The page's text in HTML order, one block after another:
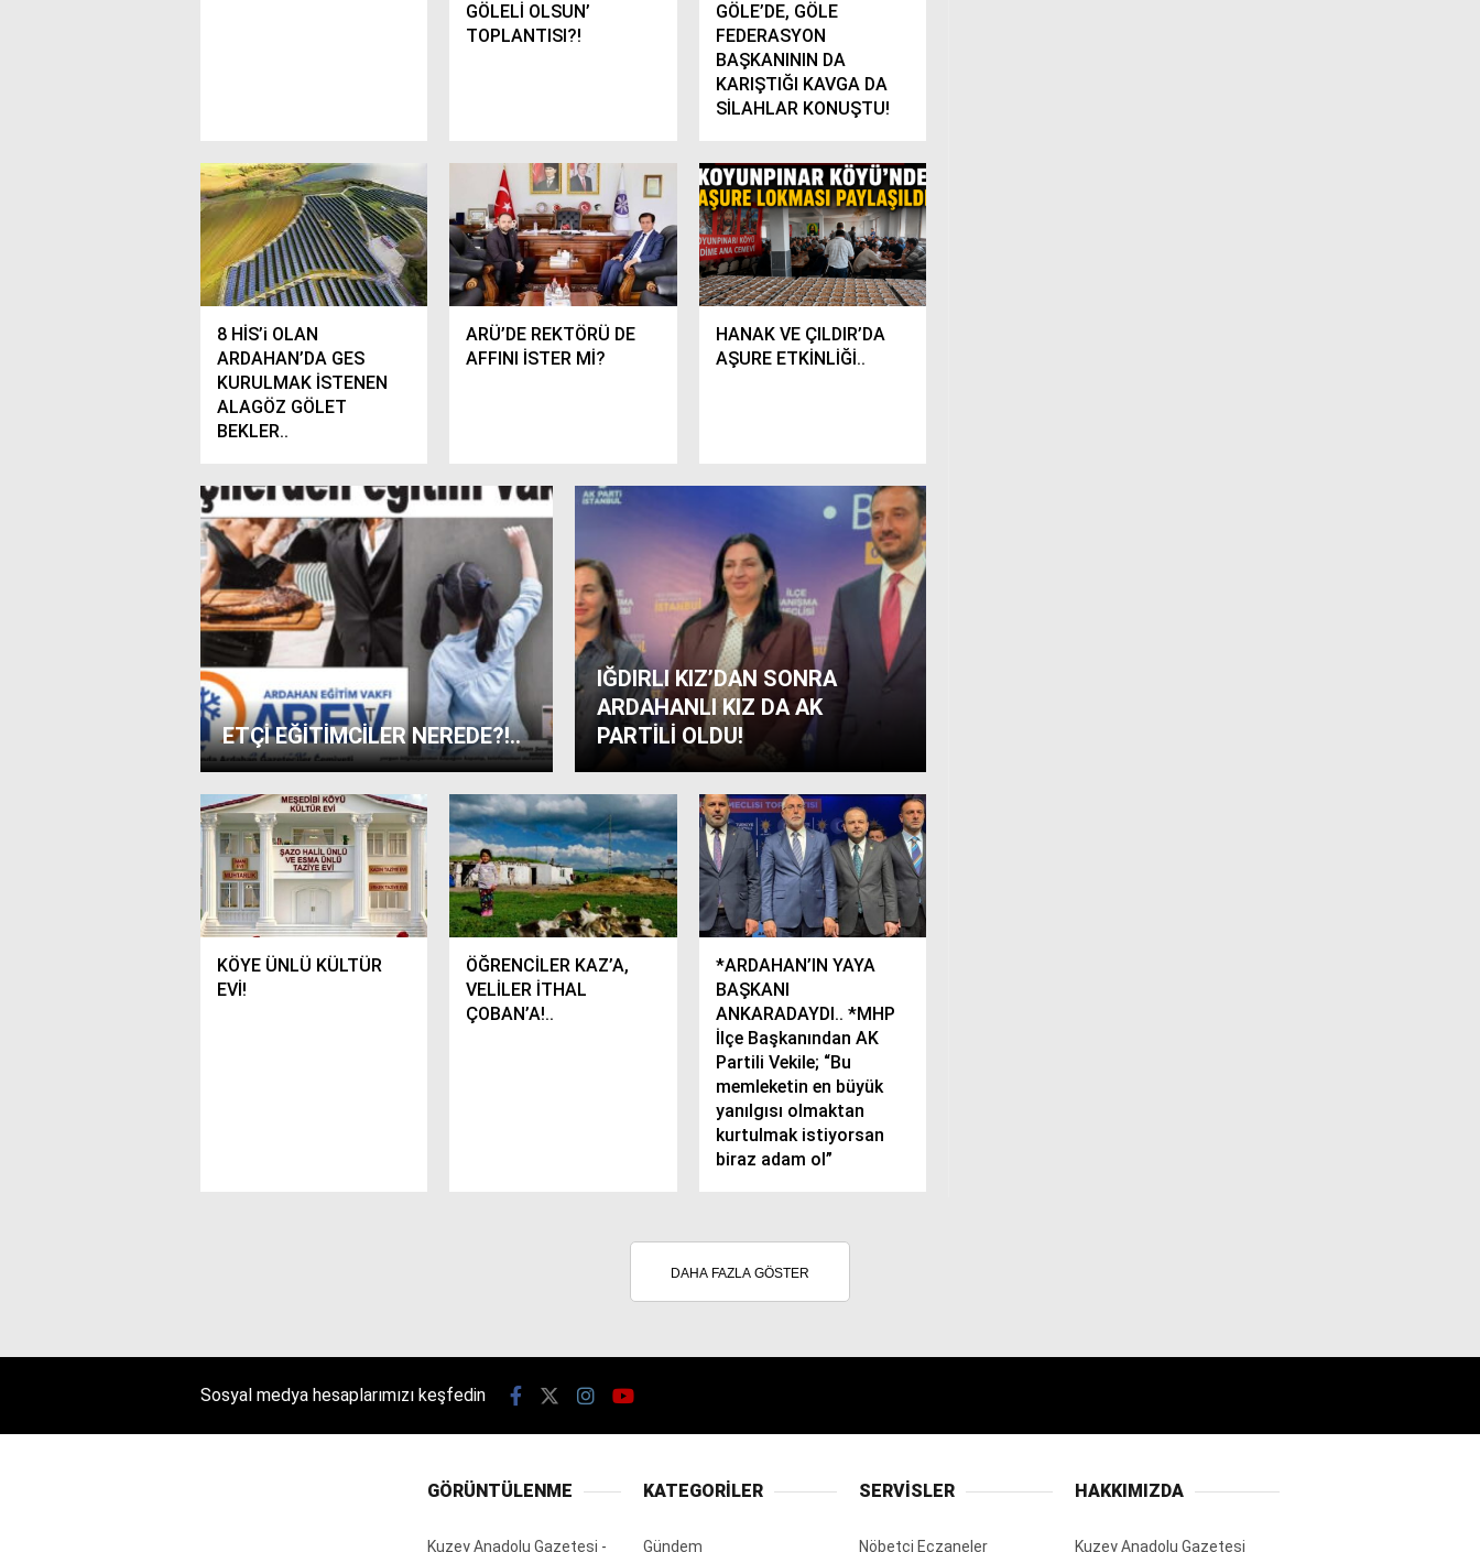
GÖLELİ OLSUN’
TOPLANTISI?!
GÖLE’DE, GÖLE
FEDERASYON
BAŞKANININ DA
KARIŞTIĞI KAVGA DA
SİLAHLAR KONUŞTU!
8 HİS’i OLAN
ARDAHAN’DA GES
KURULMAK İSTENEN
ALAGÖZ GÖLET
BEKLER..
ARÜ’DE REKTÖRÜ DE
AFFINI İSTER Mİ?
HANAK VE ÇILDIR’DA
AŞURE ETKİNLİĞİ..
ETÇİ EĞİTİMCİLER NEREDE?!..
IĞDIRLI KIZ’DAN SONRA
ARDAHANLI KIZ DA AK
PARTİLİ OLDU!
KÖYE ÜNLÜ KÜLTÜR
EVİ!
ÖĞRENCİLER KAZ’A,
VELİLER İTHAL
ÇOBAN’A!..
*ARDAHAN’IN YAYA
BAŞKANI
ANKARADAYDI.. *MHP
İlçe Başkanından AK
Partili Vekile; “Bu
memleketin en büyük
yanılgısı olmaktan
kurtulmak istiyorsan
biraz adam ol”
DAHA FAZLA GÖSTER
Sosyal medya hesaplarımızı keşfedin
GÖRÜNTÜLENME
Kuzey Anadolu Gazetesi -
KATEGORİLER
Gündem
SERVİSLER
Nöbetçi Eczaneler
HAKKIMIZDA
Kuzey Anadolu Gazetesi